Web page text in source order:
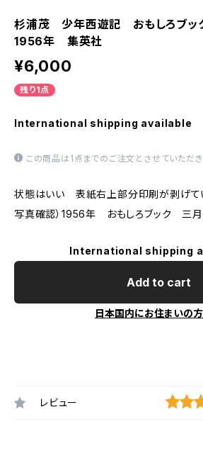
杉浦茂 少年西遊記 おもしろブッ
1956年 集英社
¥6,000
残り1点
International shipping available
この商品は1点までのご注文とさせていただき
状態はいい 表紙右上部分印刷が剥げて
写真確認）1956年 おもしろブック 三
International shipping
Add to cart
日本国内にお住まいの
レビュー